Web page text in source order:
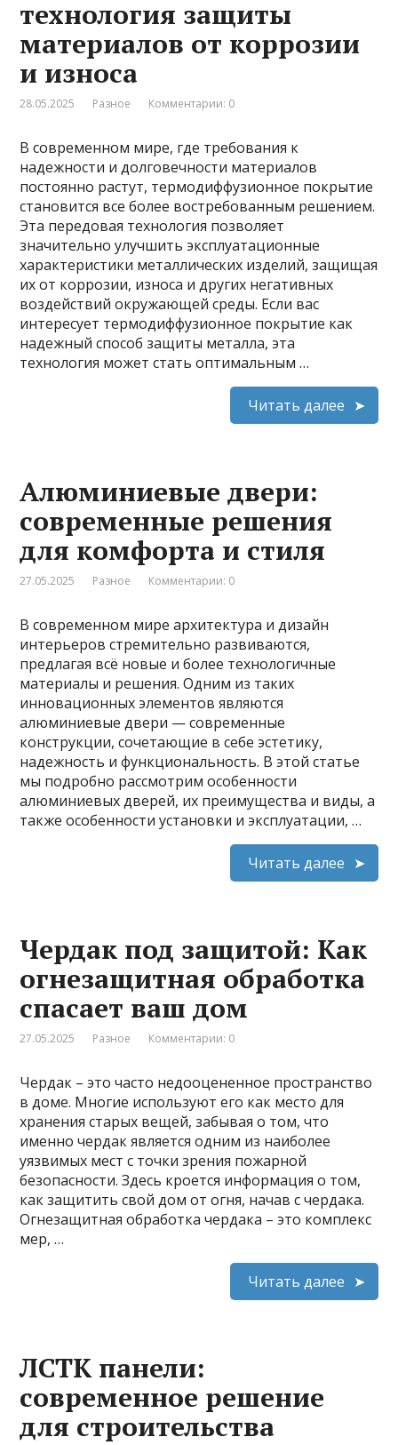
технология защиты
материалов от коррозии
и износа
28.05.2025 Разное Комментарии: 0
В современном мире, где требования к
надежности и долговечности материалов
постоянно растут, термодиффузионное покрытие
становится все более востребованным решением.
Эта передовая технология позволяет
значительно улучшить эксплуатационные
характеристики металлических изделий, защищая
их от коррозии, износа и других негативных
воздействий окружающей среды. Если вас
интересует термодиффузионное покрытие как
надежный способ защиты металла, эта
технология может стать оптимальным …
Читать далее
Алюминиевые двери:
современные решения
для комфорта и стиля
27.05.2025 Разное Комментарии: 0
В современном мире архитектура и дизайн
интерьеров стремительно развиваются,
предлагая всё новые и более технологичные
материалы и решения. Одним из таких
инновационных элементов являются
алюминиевые двери — современные
конструкции, сочетающие в себе эстетику,
надежность и функциональность. В этой статье
мы подробно рассмотрим особенности
алюминиевых дверей, их преимущества и виды, а
также особенности установки и эксплуатации, …
Читать далее
Чердак под защитой: Как
огнезащитная обработка
спасает ваш дом
27.05.2025 Разное Комментарии: 0
Чердак – это часто недооцененное пространство
в доме. Многие используют его как место для
хранения старых вещей, забывая о том, что
именно чердак является одним из наиболее
уязвимых мест с точки зрения пожарной
безопасности. Здесь кроется информация о том,
как защитить свой дом от огня, начав с чердака.
Огнезащитная обработка чердака – это комплекс
мер, …
Читать далее
ЛСТК панели:
современное решение
для строительства